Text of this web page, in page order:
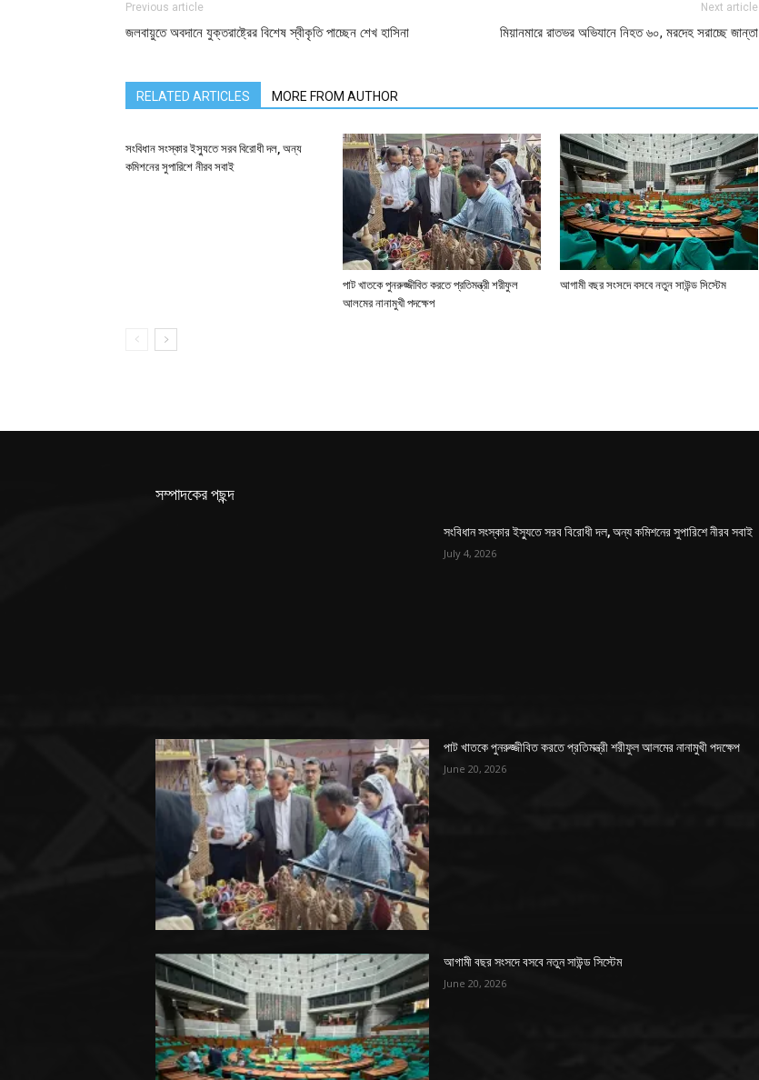
Previous article
জলবায়ুতে অবদানে যুক্তরাষ্ট্রের বিশেষ স্বীকৃতি পাচ্ছেন শেখ হাসিনা
Next article
মিয়ানমারে রাতভর অভিযানে নিহত ৬০, মরদেহ সরাচ্ছে জান্তা
RELATED ARTICLES MORE FROM AUTHOR
সংবিধান সংস্কার ইস্যুতে সরব বিরোধী দল, অন্য
কমিশনের সুপারিশে নীরব সবাই
পাট খাতকে পুনরুজ্জীবিত করতে প্রতিমন্ত্রী শরীফুল
আলমের নানামুখী পদক্ষেপ
আগামী বছর সংসদে বসবে নতুন সাউন্ড সিস্টেম
সম্পাদকের পছন্দ
সংবিধান সংস্কার ইস্যুতে সরব বিরোধী দল, অন্য কমিশনের সুপারিশে নীরব সবাই
July 4, 2026
পাট খাতকে পুনরুজ্জীবিত করতে প্রতিমন্ত্রী শরীফুল আলমের নানামুখী পদক্ষেপ
June 20, 2026
আগামী বছর সংসদে বসবে নতুন সাউন্ড সিস্টেম
June 20, 2026